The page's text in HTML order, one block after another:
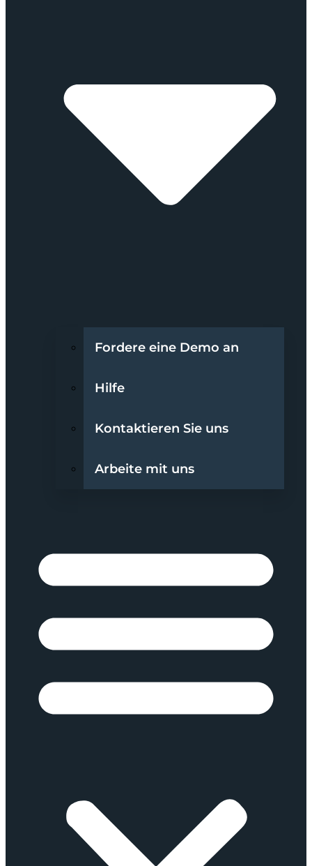
Fordere eine Demo an
Hilfe
Kontaktieren Sie uns
Arbeite mit uns